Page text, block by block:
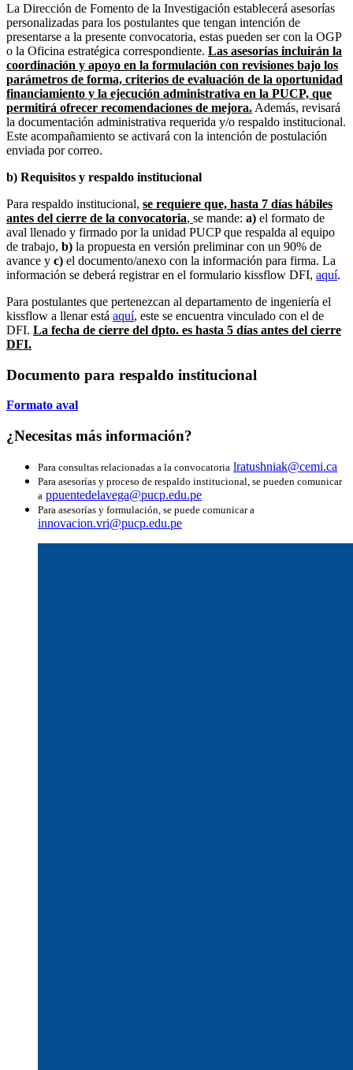
La Dirección de Fomento de la Investigación establecerá asesorías
personalizadas para los postulantes que tengan intención de
presentarse a la presente convocatoria, estas pueden ser con la OGP
o la Oficina estratégica correspondiente. Las asesorías incluirán la
coordinación y apoyo en la formulación con revisiones bajo los
parámetros de forma, criterios de evaluación de la oportunidad
financiamiento y la ejecución administrativa en la PUCP, que
permitirá ofrecer recomendaciones de mejora. Además, revisará
la documentación administrativa requerida y/o respaldo institucional.
Este acompañamiento se activará con la intención de postulación
enviada por correo.
b) Requisitos y respaldo institucional
Para respaldo institucional, se requiere que, hasta 7 días hábiles
antes del cierre de la convocatoria, se mande: a) el formato de
aval llenado y firmado por la unidad PUCP que respalda al equipo
de trabajo, b) la propuesta en versión preliminar con un 90% de
avance y c) el documento/anexo con la información para firma. La
información se deberá registrar en el formulario kissflow DFI, aquí.
Para postulantes que pertenezcan al departamento de ingeniería el
kissflow a llenar está aquí, este se encuentra vinculado con el de
DFI. La fecha de cierre del dpto. es hasta 5 días antes del cierre
DFI.
Documento para respaldo institucional
Formato aval
¿Necesitas más información?
Para consultas relacionadas a la convocatoria lratushniak@cemi.ca
Para asesorías y proceso de respaldo institucional, se pueden comunicar
a ppuentedelavega@pucp.edu.pe
Para asesorías y formulación, se puede comunicar a
innovacion.vri@pucp.edu.pe